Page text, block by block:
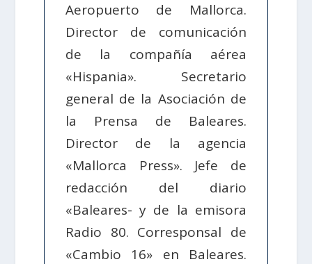
Aeropuerto de Mallorca.
Director de comunicación
de la compañía aérea
«Hispania». Secretario
general de la Asociación de
la Prensa de Baleares.
Director de la agencia
«Mallorca Press». Jefe de
redacción del diario
«Baleares- y de la emisora
Radio 80. Corresponsal de
«Cambio 16» en Baleares.